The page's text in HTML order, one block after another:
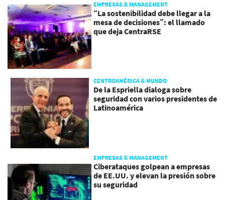
EMPRESAS & MANAGEMENT
“La sostenibilidad debe llegar a la
mesa de decisiones”: el llamado
que deja CentraRSE
CENTROAMÉRICA & MUNDO
De la Espriella dialoga sobre
seguridad con varios presidentes de
Latinoamérica
EMPRESAS & MANAGEMENT
Ciberataques golpean a empresas
de EE.UU. y elevan la presión sobre
su seguridad